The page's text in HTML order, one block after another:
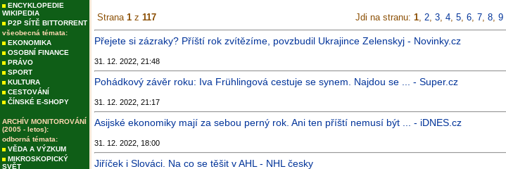
ENCYKLOPEDIE
WIKIPEDIA
P2P SÍTĚ BITTORRENT
všeobecná témata:
EKONOMIKA
OSOBNÍ FINANCE
PRÁVO
SPORT
KULTURA
CESTOVÁNÍ
ČÍNSKÉ E-SHOPY
ARCHÍV MONITOROVÁNÍ
(2005 - letos):
odborná témata:
VĚDA A VÝZKUM
MIKROSKOPICKÝ
SVĚT
Strana 1 z 117 Jdi na stranu: 1, 2, 3, 4, 5, 6, 7, 8, 9
Přejete si zázraky? Příští rok zvítězíme, povzbudil Ukrajince Zelenskyj - Novinky.cz
31. 12. 2022, 21:48
Pohádkový závěr roku: Iva Frühlingová cestuje se synem. Najdou se ... - Super.cz
31. 12. 2022, 21:17
Asijské ekonomiky mají za sebou perný rok. Ani ten příští nemusí být ... - iDNES.cz
31. 12. 2022, 18:00
Jiříček i Slováci. Na co se těšit v AHL - NHL česky